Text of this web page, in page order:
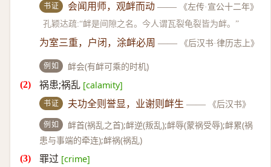
书证 会闻用师，观衅而动 ——
《左传·宣公十二年》
孔颖达疏:“衅是间隙之名。今人谓瓦裂龟裂皆为衅。”
为室三重，户闭，涂衅必周 —— 《后汉书·律历志上》
例如 衅会(有衅可乘的时机)
祸患;祸乱 [calamity]
书证 夫功全则誉显，业谢则衅生 —— 《后汉书》
例如
衅首(祸乱之首);衅逆(叛乱);衅辱(蒙祸受辱);衅累(祸
患与事端的牵连);衅祸(祸乱)
罪过 [crime]